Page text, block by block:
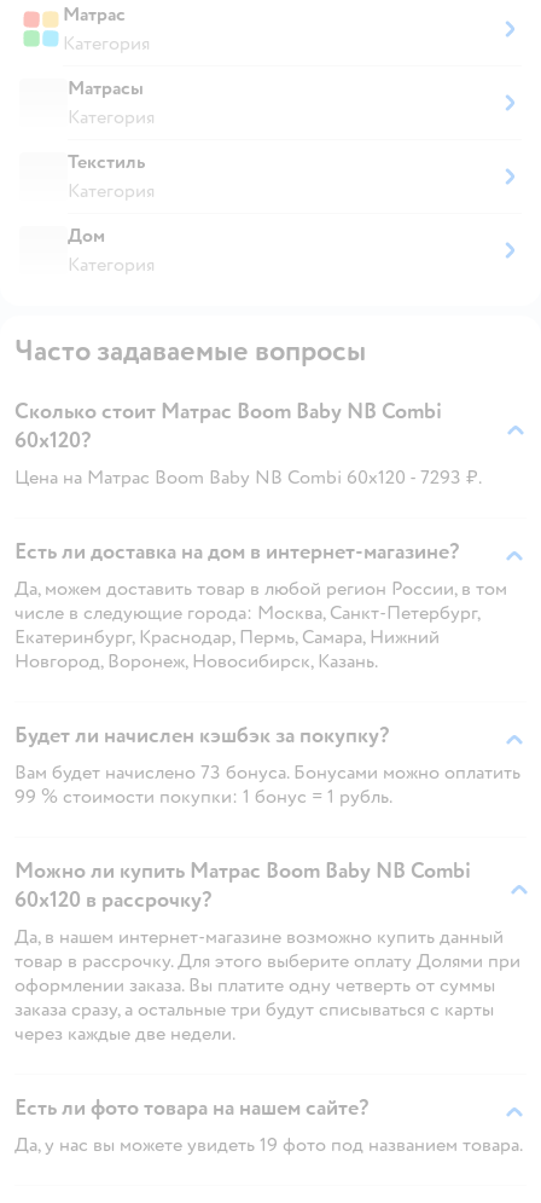
Матрас
Категория
Матрасы
Категория
Текстиль
Категория
Дом
Категория
Часто задаваемые вопросы
Сколько стоит Матрас Boom Baby NВ Combi
60х120?
Цена на Матрас Boom Baby NВ Combi 60х120 - 7293 ₽.
Есть ли доставка на дом в интернет-магазине?
Да, можем доставить товар в любой регион России, в том
числе в следующие города: Москва, Санкт-Петербург,
Екатеринбург, Краснодар, Пермь, Самара, Нижний
Новгород, Воронеж, Новосибирск, Казань.
Будет ли начислен кэшбэк за покупку?
Вам будет начислено 73 бонуса. Бонусами можно оплатить
99 % стоимости покупки: 1 бонус = 1 рубль.
Можно ли купить Матрас Boom Baby NВ Combi
60х120 в рассрочку?
Да, в нашем интернет-магазине возможно купить данный
товар в рассрочку. Для этого выберите оплату Долями при
оформлении заказа. Вы платите одну четверть от суммы
заказа сразу, а остальные три будут списываться с карты
через каждые две недели.
Есть ли фото товара на нашем сайте?
Да, у нас вы можете увидеть 19 фото под названием товара.